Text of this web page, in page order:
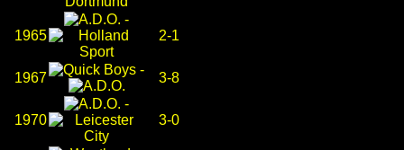
1965
-
2-1
1967
-
3-8
1970
-
3-0